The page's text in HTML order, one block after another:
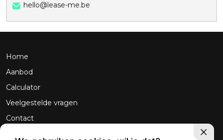
hello@lease-me.be
Home
Aanbod
Calculator
Veelgestelde vragen
Contact